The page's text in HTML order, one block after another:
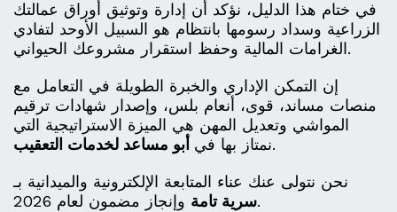
في ختام هذا الدليل، نؤكد أن إدارة وتوثيق أوراق عمالتك
الزراعية وسداد رسومها بانتظام هو السبيل الأوحد لتفادي
الغرامات المالية وحفظ استقرار مشروعك الحيواني.
إن التمكن الإداري والخبرة الطويلة في التعامل مع
منصات مساند، قوى، أنعام بلس، وإصدار شهادات ترقيم
المواشي وتعديل المهن هي الميزة الاستراتيجية التي
نمتاز بها في أبو مساعد لخدمات التعقيب
.
نحن نتولى عنك عناء المتابعة الإلكترونية والميدانية بـ
سرية تامةوإنجاز مضمون لعام 2026.